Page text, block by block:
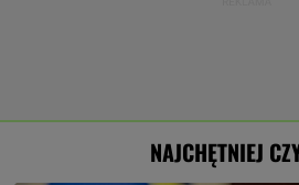
NAJCHĘTNIEJ